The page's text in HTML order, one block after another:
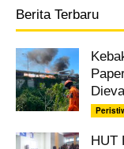
Berita Terbaru
HUT